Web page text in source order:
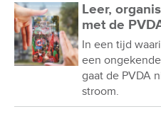
Leer,
met de
In een tijd
een
gaat de PVDA
stroom.